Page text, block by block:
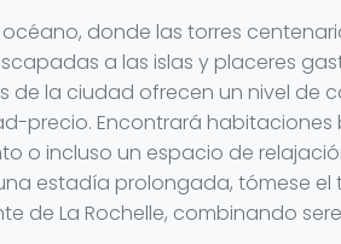
donde las torres
a las islas y placeres
de la ciudad ofrecen un nivel
precio. Encontrará
o incluso un espacio de
estadía prolongada, tómese el
de La Rochelle, combinando